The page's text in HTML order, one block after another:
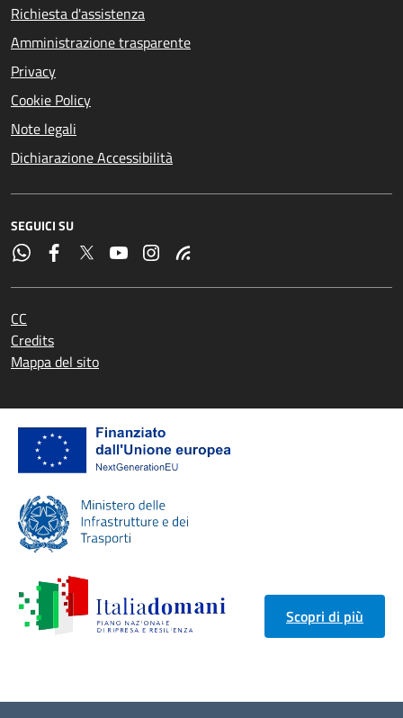
Richiesta d'assistenza
Amministrazione trasparente
Privacy
Cookie Policy
Note legali
Dichiarazione Accessibilità
SEGUICI SU
CC
Credits
Mappa del sito
Scopri di più